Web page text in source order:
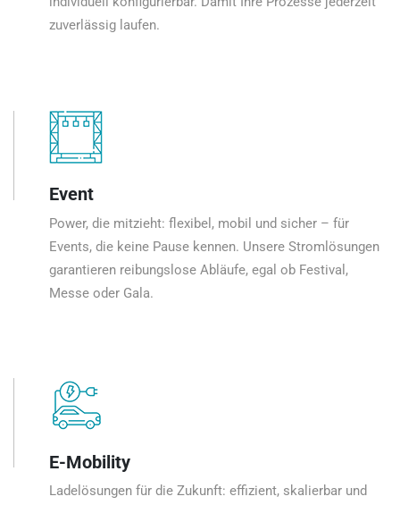
zuverlässig laufen.
Event
Power, die mitzieht: flexibel, mobil und sicher – für
Events, die keine Pause kennen. Unsere Stromlösungen
garantieren reibungslose Abläufe, egal ob Festival,
Messe oder Gala.
E-Mobility
Ladelösungen für die Zukunft: effizient, skalierbar und